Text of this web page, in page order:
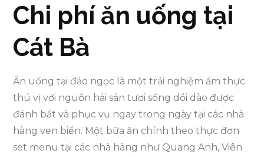
Chi phí ăn uống tại
Cát Bà
Ăn uống tại đảo ngọc là một trải nghiệm ẩm thực
thú vị với nguồn hải sản tươi sống dồi dào được
đánh bắt và phục vụ ngay trong ngày tại các nhà
hàng ven biển. Một bữa ăn chính theo thực đơn
set menu tại các nhà hàng như Quang Anh, Viên